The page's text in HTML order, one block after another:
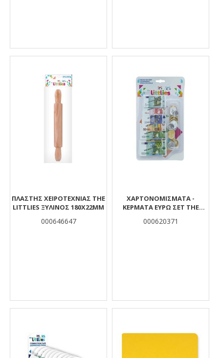
ΠΛΆΣΤΗΣ ΧΕΙΡΟΤΕΧΝΊΑΣ THE
LITTLIES ΞΎΛΙΝΟΣ 180X22MM
000646647
ΧΑΡΤΟΝΟΜΊΣΜΑΤΑ -
ΚΈΡΜΑΤΑ ΕΥΡΏ ΣΕΤ THE
000620371